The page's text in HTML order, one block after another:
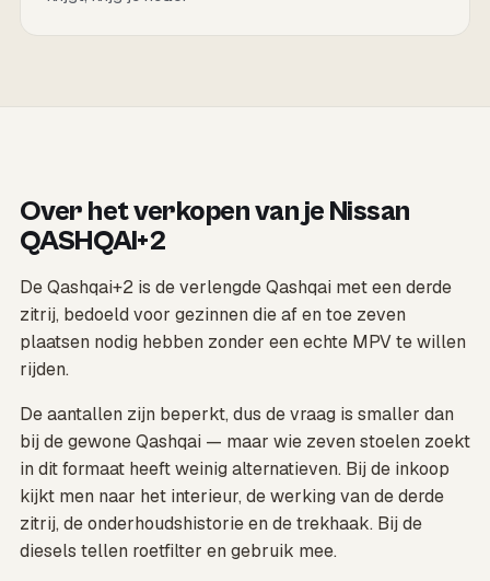
Over het verkopen van je Nissan
QASHQAI+2
De Qashqai+2 is de verlengde Qashqai met een derde
zitrij, bedoeld voor gezinnen die af en toe zeven
plaatsen nodig hebben zonder een echte MPV te willen
rijden.
De aantallen zijn beperkt, dus de vraag is smaller dan
bij de gewone Qashqai — maar wie zeven stoelen zoekt
in dit formaat heeft weinig alternatieven. Bij de inkoop
kijkt men naar het interieur, de werking van de derde
zitrij, de onderhoudshistorie en de trekhaak. Bij de
diesels tellen roetfilter en gebruik mee.